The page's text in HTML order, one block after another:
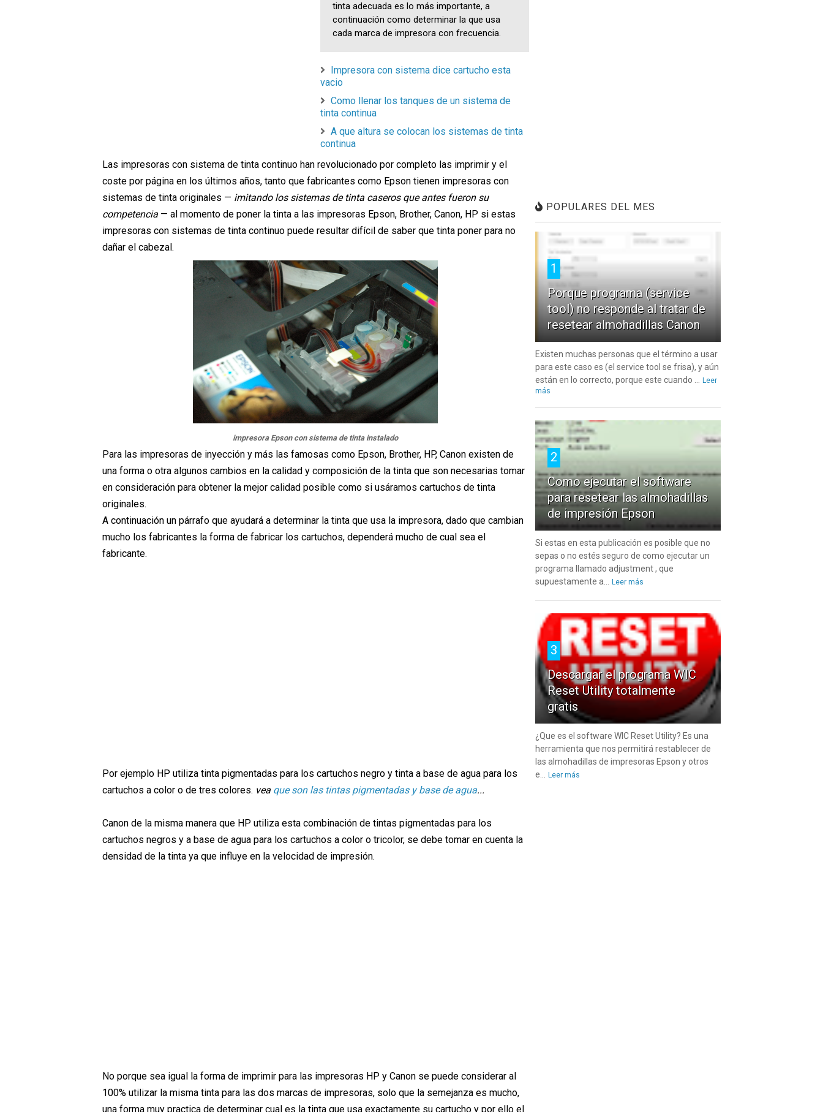
tinta adecuada es lo más importante, a
continuación como determinar la que usa
cada marca de impresora con frecuencia.
Impresora con sistema dice cartucho esta
vacio
Como llenar los tanques de un sistema de
tinta continua
A que altura se colocan los sistemas de tinta
continua
Las impresoras con sistema de tinta continuo han revolucionado por completo las imprimir y el
coste por página en los últimos años, tanto que fabricantes como Epson tienen impresoras con
sistemas de tinta originales — imitando los sistemas de tinta caseros que antes fueron su
competencia — al momento de poner la tinta a las impresoras Epson, Brother, Canon, HP si estas
impresoras con sistemas de tinta continuo puede resultar difícil de saber que tinta poner para no
dañar el cabezal.
impresora Epson con sistema de tinta instalado
Para las impresoras de inyección y más las famosas como Epson, Brother, HP, Canon existen de
una forma o otra algunos cambios en la calidad y composición de la tinta que son necesarias tomar
en consideración para obtener la mejor calidad posible como si usáramos cartuchos de tinta
originales.
A continuación un párrafo que ayudará a determinar la tinta que usa la impresora, dado que cambian
mucho los fabricantes la forma de fabricar los cartuchos, dependerá mucho de cual sea el
fabricante.
Por ejemplo HP utiliza tinta pigmentadas para los cartuchos negro y tinta a base de agua para los
cartuchos a color o de tres colores. vea que son las tintas pigmentadas y base de agua...
Canon de la misma manera que HP utiliza esta combinación de tintas pigmentadas para los
cartuchos negros y a base de agua para los cartuchos a color o tricolor, se debe tomar en cuenta la
densidad de la tinta ya que influye en la velocidad de impresión.
No porque sea igual la forma de imprimir para las impresoras HP y Canon se puede considerar al
100% utilizar la misma tinta para las dos marcas de impresoras, solo que la semejanza es mucho,
una forma muy practica de determinar cual es la tinta que usa exactamente su cartucho y por ello el
POPULARES DEL MES
1
Porque programa (service
tool) no responde al tratar de
resetear almohadillas Canon
Existen muchas personas que el término a usar
para este caso es (el service tool se frisa), y aún
están en lo correcto, porque este cuando ...
Leer
más
2
Como ejecutar el software
para resetear las almohadillas
de impresión Epson
Si estas en esta publicación es posible que no
sepas o no estés seguro de como ejecutar un
programa llamado adjustment , que
supuestamente a...
Leer más
3
Descargar el programa WIC
Reset Utility totalmente
gratis
¿Que es el software WIC Reset Utility? Es una
herramienta que nos permitirá restablecer de
las almohadillas de impresoras Epson y otros
e...
Leer más